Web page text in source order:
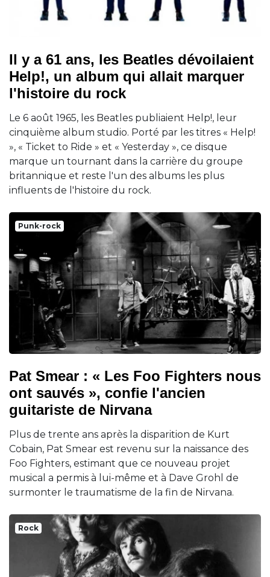
Il y a 61 ans, les Beatles dévoilaient
Help!, un album qui allait marquer
l'histoire du rock
Le 6 août 1965, les Beatles publiaient Help!, leur
cinquième album studio. Porté par les titres « Help!
», « Ticket to Ride » et « Yesterday », ce disque
marque un tournant dans la carrière du groupe
britannique et reste l'un des albums les plus
influents de l'histoire du rock.
Punk-rock
Pat Smear : « Les Foo Fighters nous
ont sauvés », confie l'ancien
guitariste de Nirvana
Plus de trente ans après la disparition de Kurt
Cobain, Pat Smear est revenu sur la naissance des
Foo Fighters, estimant que ce nouveau projet
musical a permis à lui-même et à Dave Grohl de
surmonter le traumatisme de la fin de Nirvana.
Rock